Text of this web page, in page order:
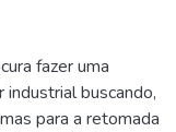
fazer uma
buscando,
para a retomada